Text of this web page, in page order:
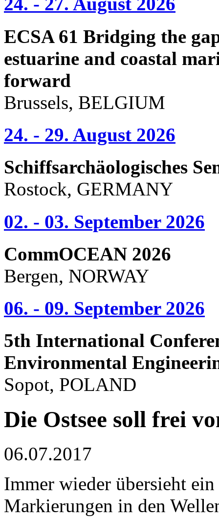
ECSA 61 Bridging the
estuarine and coastal
forward
Brussels, BELGIUM
24. - 29. August 2026
Schiffsarchäologisches
Rostock, GERMANY
02. - 03. September 2026
CommOCEAN 2026
Bergen, NORWAY
06. - 09. September 2026
5th International
Environmental
Sopot, POLAND
Die Ostsee soll frei
06.07.2017
Immer wieder übersieht
Markierungen in den